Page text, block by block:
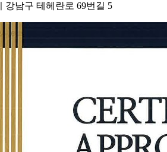
강남구 테헤란로 69번길 5